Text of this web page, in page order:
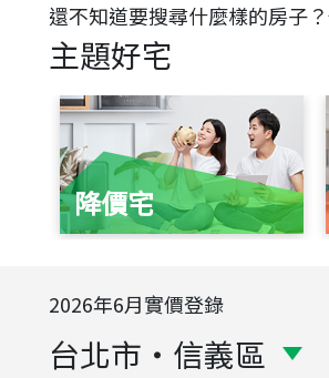
還不知道要搜尋什麼樣的房子
主題好宅
降價宅
2026年6月實價登錄
台北市 ・ 信義區